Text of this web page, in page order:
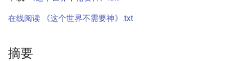
搜
索
在线阅读 《这个世界不需要神》.txt
摘要